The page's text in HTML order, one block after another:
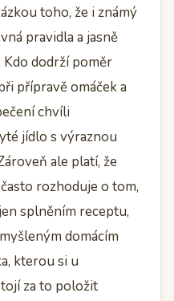
toho, že i známý
pravidla a jasně
dodrží poměr
přípravě omáček a
chvíli
jídlo s výraznou
ale platí, že
rozhoduje o tom,
splněním receptu,
domácím
kterou si u
za to položit